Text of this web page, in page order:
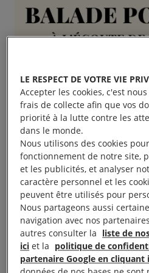
« Quel que doit le temps »
International de Tarbes vous
LE RESPECT DE VOTRE VIE
Accepter les cookies, c'est
frais de collecte afin que vos
priorité à la lutte contre les
dans le monde.
Nous utilisons des cookies
fonctionnement de notre site,
et les publicités, et analyser
caractère personnel et les
peuvent être utilisés pour
Nous partageons aussi
navigation avec nos
autres consulter la liste de
ici et la politique de
partenaire Google en cliquant